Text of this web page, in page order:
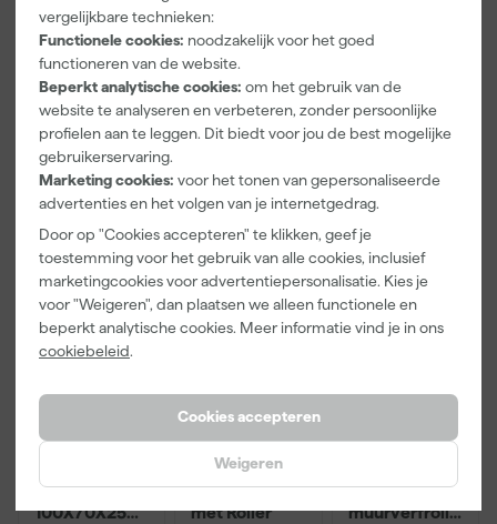
vergelijkbare technieken:
Functionele cookies: noodzakelijk voor het goed
functioneren van de website.
Beperkt analytische cookies: om het gebruik van de
website te analyseren en verbeteren, zonder persoonlijke
profielen aan te leggen. Dit biedt voor jou de best mogelijke
gebruikerservaring.
Marketing cookies: voor het tonen van gepersonaliseerde
advertenties en het volgen van je internetgedrag.
Door op "Cookies accepteren" te klikken, geef je
toestemming voor het gebruik van alle cookies, inclusief
marketingcookies voor advertentiepersonalisatie. Kies je
voor "Weigeren", dan plaatsen we alleen functionele en
beperkt analytische cookies. Meer informatie vind je in ons
cookiebeleid.
Cookies accepteren
Weigeren
Lucamax
Washi tape -
50mx24mm
Morgen
bezorgd
Adviesprijs 6,00
3,99
incl. BTW
Kleurenwaaie
r
Morgen
bezorgd
22, 00
incl. BTW
18cm Roller -
Inzetemmers
en deksel
bezorgd
10, 99
incl. BTW
Schuurblok
100X70X25m
Farrow & Ball
9" Verfbeugel
met Roller
Maxi Micmex
muurverfrolle